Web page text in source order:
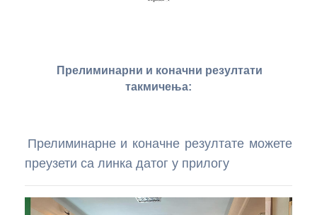
Прелиминарни и коначни резултати
такмичења:
Прелиминарне и коначне резултате можете
преузети са линка датог у прилогу